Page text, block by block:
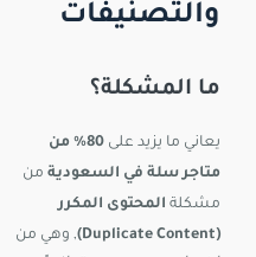
والتصنيفات
ما المشكلة؟
يعاني ما يزيد على
80% من
متاجر سلة في السعودية من
مشكلة المحتوى المكرر
(Duplicate Content)
, وهي من